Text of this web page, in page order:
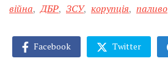
війна, ДБР, ЗСУ, корупція, паливо
Facebook Twitter